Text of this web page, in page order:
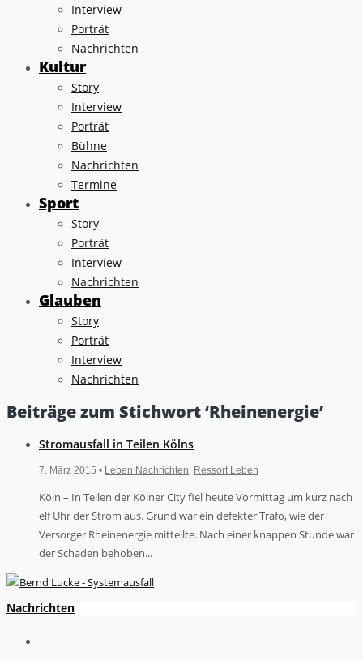
Interview
Porträt
Nachrichten
Kultur
Story
Interview
Porträt
Bühne
Nachrichten
Termine
Sport
Story
Porträt
Interview
Nachrichten
Glauben
Story
Porträt
Interview
Nachrichten
Beiträge zum Stichwort ‘Rheinenergie’
Stromausfall in Teilen Kölns
7. März 2015 • Leben Nachrichten, Ressort Leben
Köln – In Teilen der Kölner City fiel heute Vormittag um kurz nach
elf Uhr der Strom aus. Grund war ein defekter Trafo, wie der
Versorger Rheinenergie mitteilte. Nach einer knappen Stunde war
der Schaden behoben...
Nachrichten